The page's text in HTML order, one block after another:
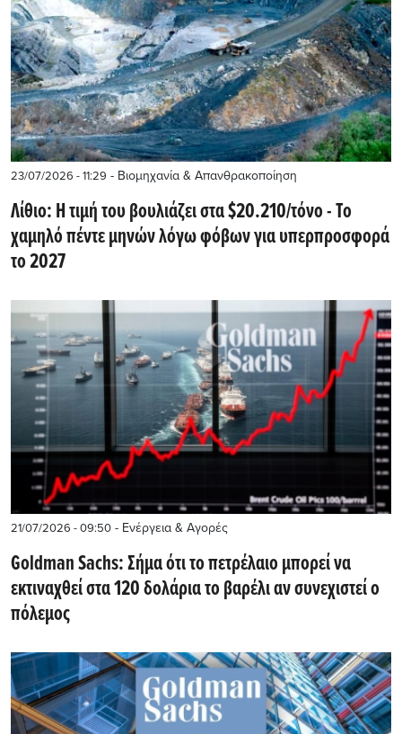
23/07/2026 - 11:29 - Βιομηχανία & Απανθρακοποίηση
Λίθιο: Η τιμή του βουλιάζει στα $20.210/τόνο - Το
χαμηλό πέντε μηνών λόγω φόβων για υπερπροσφορά
το 2027
21/07/2026 - 09:50 - Ενέργεια & Αγορές
Goldman Sachs: Σήμα ότι το πετρέλαιο μπορεί να
εκτιναχθεί στα 120 δολάρια το βαρέλι αν συνεχιστεί ο
πόλεμος